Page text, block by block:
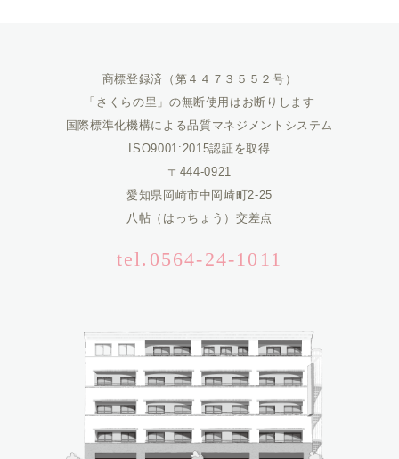
商標登録済（第４４７３５５２号）
「さくらの里」の無断使用はお断りします
国際標準化機構による品質マネジメントシステム
ISO9001:2015認証を取得
〒444-0921
愛知県岡崎市中岡崎町2-25
八帖（はっちょう）交差点
tel.0564-24-1011